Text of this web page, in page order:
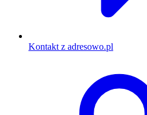
Kontakt z adresowo.pl